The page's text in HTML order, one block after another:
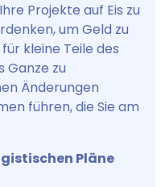
Projekte auf Eis zu
um Geld zu
kleine Teile des
Ganze zu
Änderungen
führen, die Sie am
Pläne